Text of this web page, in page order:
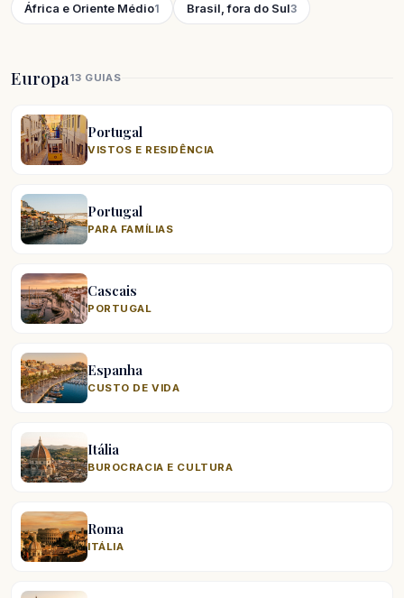
África e Oriente Médio1 Brasil, fora do Sul3
Europa13 GUIAS
Portugal
VISTOS E RESIDÊNCIA
Portugal
PARA FAMÍLIAS
Cascais
PORTUGAL
Espanha
CUSTO DE VIDA
Itália
BUROCRACIA E CULTURA
Roma
ITÁLIA